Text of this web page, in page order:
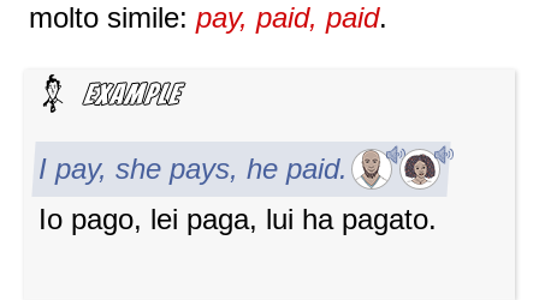
molto simile: pay, paid, paid.
I pay, she pays, he paid.
Io pago, lei paga, lui ha pagato.